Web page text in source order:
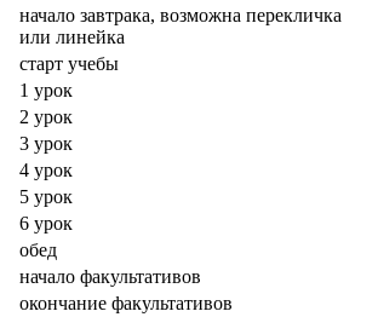
начало завтрака, возможна перекличка
или линейка
старт учебы
1 урок
2 урок
3 урок
4 урок
5 урок
6 урок
обед
начало факультативов
окончание факультативов